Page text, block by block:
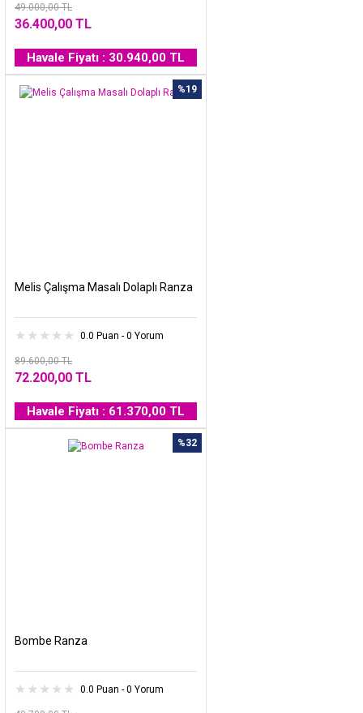
49.000,00 TL
36.400,00 TL
Havale Fiyatı : 30.940,00 TL
%19
Melis Çalışma Masalı Dolaplı Ranza
0.0 Puan - 0 Yorum
89.600,00 TL
72.200,00 TL
Havale Fiyatı : 61.370,00 TL
%32
Bombe Ranza
0.0 Puan - 0 Yorum